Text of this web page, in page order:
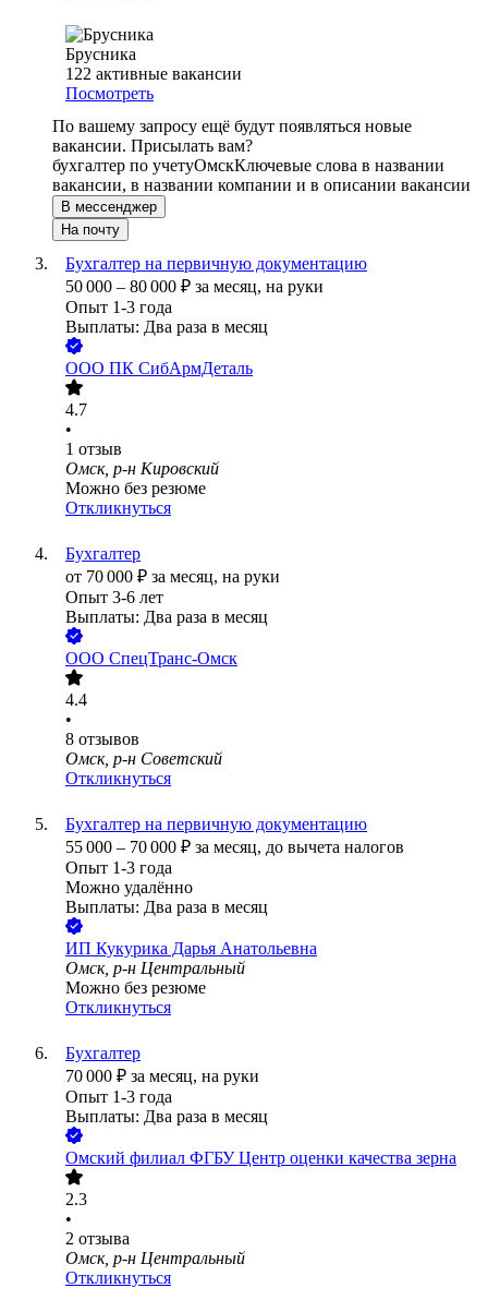
Брусника
122 активные вакансии
Посмотреть
По вашему запросу ещё будут появляться новые
вакансии. Присылать вам?
бухгалтер по учетуОмскКлючевые слова в названии
вакансии, в названии компании и в описании вакансии
В мессенджер
На почту
Бухгалтер на первичную документацию
50 000 – 80 000 ₽ за месяц, на руки
Опыт 1-3 года
Выплаты: Два раза в месяц
ООО ПК СибАрмДеталь
4.7
•
1 отзыв
Омск, р-н Кировский
Можно без резюме
Откликнуться
Бухгалтер
от 70 000 ₽ за месяц, на руки
Опыт 3-6 лет
Выплаты: Два раза в месяц
ООО СпецТранс-Омск
4.4
•
8 отзывов
Омск, р-н Советский
Откликнуться
Бухгалтер на первичную документацию
55 000 – 70 000 ₽ за месяц, до вычета налогов
Опыт 1-3 года
Можно удалённо
Выплаты: Два раза в месяц
ИП Кукурика Дарья Анатольевна
Омск, р-н Центральный
Можно без резюме
Откликнуться
Бухгалтер
70 000 ₽ за месяц, на руки
Опыт 1-3 года
Выплаты: Два раза в месяц
Омский филиал ФГБУ Центр оценки качества зерна
2.3
•
2 отзыва
Омск, р-н Центральный
Откликнуться